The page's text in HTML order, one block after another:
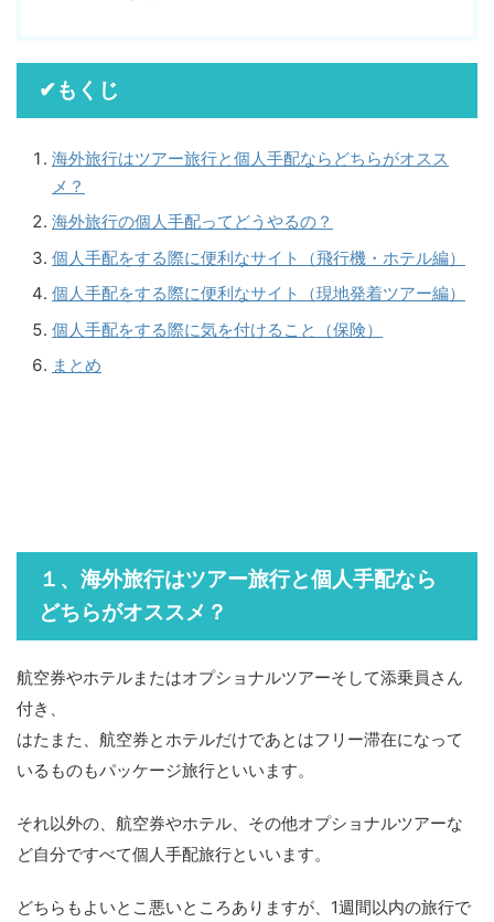
✔もくじ
海外旅行はツアー旅行と個人手配ならどちらがオスス
メ？
海外旅行の個人手配ってどうやるの？
個人手配をする際に便利なサイト（飛行機・ホテル編）
個人手配をする際に便利なサイト（現地発着ツアー編）
個人手配をする際に気を付けること（保険）
まとめ
１、海外旅行はツアー旅行と個人手配なら
どちらがオススメ？
航空券やホテルまたはオプショナルツアーそして添乗員さん
付き、
はたまた、航空券とホテルだけであとはフリー滞在になって
いるものもパッケージ旅行といいます。
それ以外の、航空券やホテル、その他オプショナルツアーな
ど自分ですべて個人手配旅行といいます。
どちらもよいとこ悪いところありますが、1週間以内の旅行で